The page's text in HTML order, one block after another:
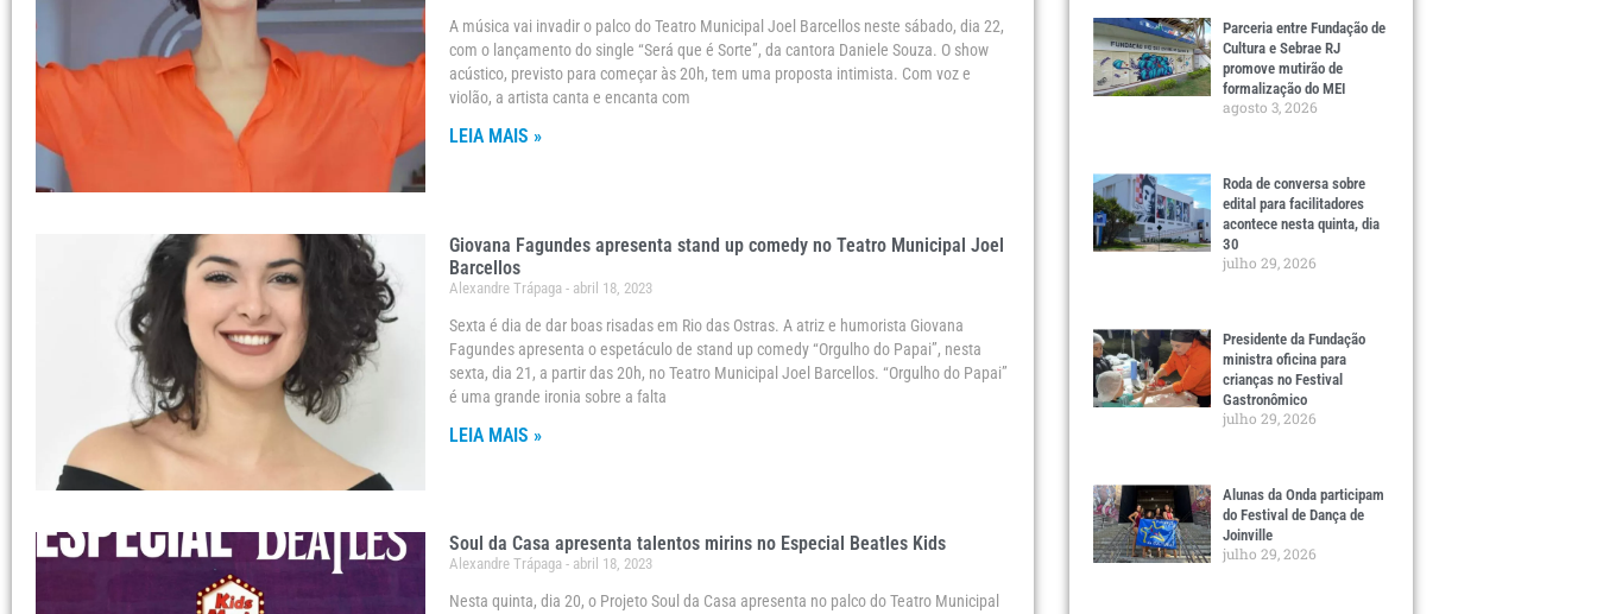
A música vai invadir o palco do Teatro Municipal Joel Barcellos neste sábado, dia 22,
com o lançamento do single “Será que é Sorte”, da cantora Daniele Souza. O show
acústico, previsto para começar às 20h, tem uma proposta intimista. Com voz e
violão, a artista canta e encanta com
LEIA MAIS »
Giovana Fagundes apresenta stand up comedy no Teatro Municipal Joel
Barcellos
Alexandre Trápaga abril 18, 2023
Sexta é dia de dar boas risadas em Rio das Ostras. A atriz e humorista Giovana
Fagundes apresenta o espetáculo de stand up comedy “Orgulho do Papai”, nesta
sexta, dia 21, a partir das 20h, no Teatro Municipal Joel Barcellos. “Orgulho do Papai”
é uma grande ironia sobre a falta
LEIA MAIS »
Soul da Casa apresenta talentos mirins no Especial Beatles Kids
Alexandre Trápaga abril 18, 2023
Nesta quinta, dia 20, o Projeto Soul da Casa apresenta no palco do Teatro Municipal
Parceria entre Fundação de
Cultura e Sebrae RJ
promove mutirão de
formalização do MEI
agosto 3, 2026
Roda de conversa sobre
edital para facilitadores
acontece nesta quinta, dia
30
julho 29, 2026
Presidente da Fundação
ministra oficina para
crianças no Festival
Gastronômico
julho 29, 2026
Alunas da Onda participam
do Festival de Dança de
Joinville
julho 29, 2026